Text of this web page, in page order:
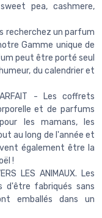
sweet pea, cashmere,
recherchez un parfum
Gamme unique de
peut être porté seul
du calendrier et
- Les coffrets
et de parfums
les mamans, les
au long de l'année et
également être la
!
LES ANIMAUX. Les
d'être fabriqués sans
emballés dans un